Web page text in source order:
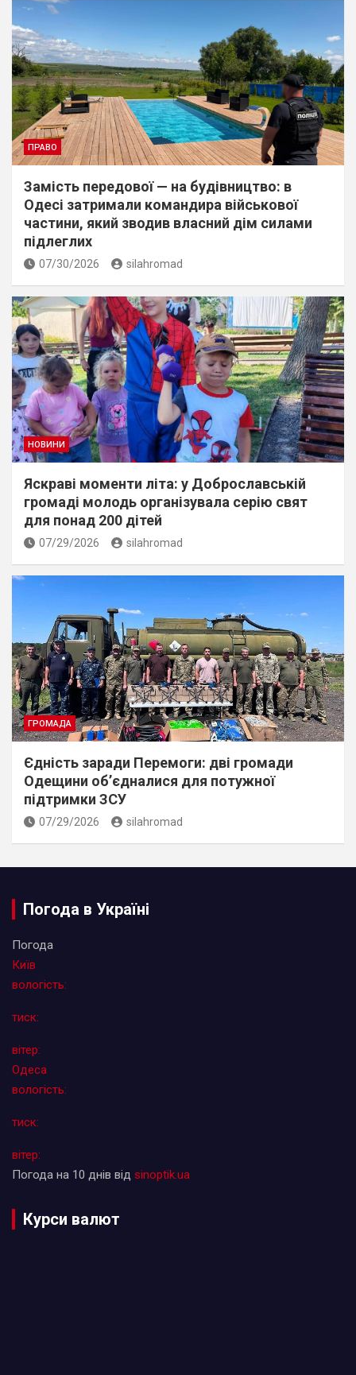
ПРАВО
Замість передової — на будівництво: в
Одесі затримали командира військової
частини, який зводив власний дім силами
підлеглих
07/30/2026 silahromad
НОВИНИ
Яскраві моменти літа: у Доброславській
громаді молодь організувала серію свят
для понад 200 дітей
07/29/2026 silahromad
ГРОМАДА
Єдність заради Перемоги: дві громади
Одещини об’єдналися для потужної
підтримки ЗСУ
07/29/2026 silahromad
Погода в Україні
Погода
Київ
вологість:
тиск:
вітер:
Одеса
вологість:
тиск:
вітер:
Погода на 10 днів від sinoptik.ua
Курси валют